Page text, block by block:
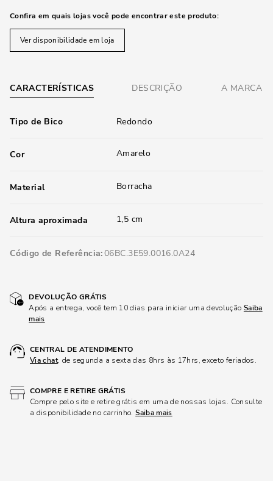
Confira em quais lojas você pode encontrar este produto:
Ver disponibilidade em loja
CARACTERÍSTICAS DESCRIÇÃO A MARCA
Tipo de Bico Redondo
Cor Amarelo
Material Borracha
Altura aproximada 1,5 cm
Código de Referência 06BC.3E59.0016.0A24
DEVOLUÇÃO GRÁTIS
Após a entrega, você tem 10 dias para iniciar uma devolução Saiba
mais
CENTRAL DE ATENDIMENTO
Via chat, de segunda a sexta das 8hrs às 17hrs, exceto feriados.
COMPRE E RETIRE GRÁTIS
Compre pelo site e retire grátis em uma de nossas lojas. Consulte
a disponibilidade no carrinho.Saiba mais